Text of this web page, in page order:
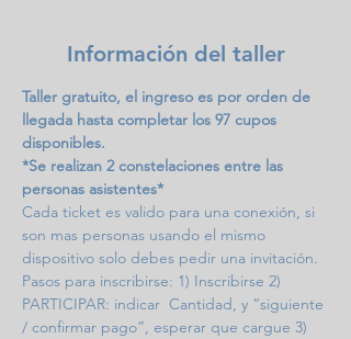
Información del taller
Taller gratuito, el ingreso es por orden de
llegada hasta completar los 97 cupos
disponibles.
*Se realizan 2 constelaciones entre las
personas asistentes*
Cada ticket es valido para una conexión, si
son mas personas usando el mismo
dispositivo solo debes pedir una invitación.
Pasos para inscribirse: 1) Inscribirse 2)
PARTICIPAR: indicar  Cantidad, y “siguiente
/ confirmar pago”, esperar que cargue 3)